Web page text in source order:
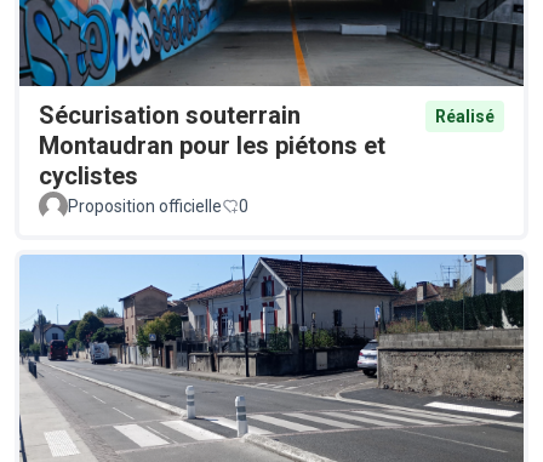
Sécurisation souterrain
Montaudran pour les piétons et
cyclistes
Réalisé
Proposition officielle 0